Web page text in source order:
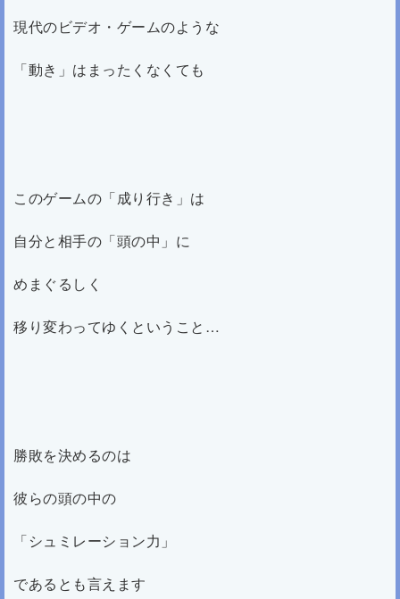
現代のビデオ・ゲームのような
「動き」はまったくなくても
このゲームの「成り行き」は
自分と相手の「頭の中」に
めまぐるしく
移り変わってゆくということ…
勝敗を決めるのは
彼らの頭の中の
「シュミレーション力」
であるとも言えます